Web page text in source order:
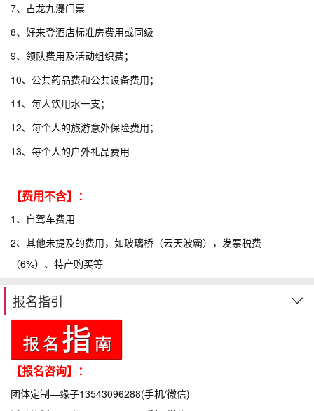
7、古龙九瀑门票
8、好来登酒店标准房费用或同级
9、领队费用及活动组织费；
10、公共药品费和公共设备费用；
11、每人饮用水一支；
12、每个人的旅游意外保险费用；
13、每个人的户外礼品费用
【费用不含】：
1、自驾车费用
2、其他未提及的费用，如玻璃桥（云天波霸），发票税费
（6%）、特产购买等
报名指引
【报名咨询】：
团体定制—缘子13543096288(手机/微信)